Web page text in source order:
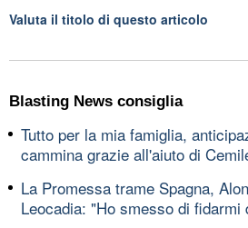
Valuta il titolo di questo articolo
Blasting News consiglia
Tutto per la mia famiglia,
cammina grazie all'aiuto di
La Promessa trame Spagna,
Leocadia: "Ho smesso di fidarmi